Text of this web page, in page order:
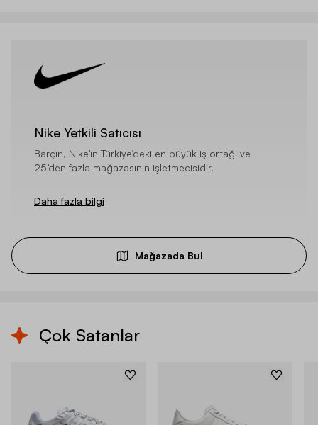
Nike Yetkili Satıcısı
Barçın, Nike’ın Türkiye’deki en büyük iş ortağı ve
25’den fazla mağazasının işletmecisidir.
Daha fazla bilgi
Mağazada Bul
Çok Satanlar